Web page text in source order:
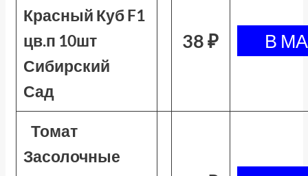
Красный Куб F1
цв.п 10шт
Сибирский
Сад
38 ₽
Томат
Засолочные